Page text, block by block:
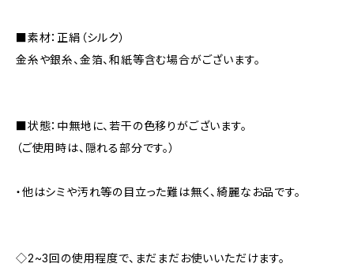
■素材：正絹（シルク）
金糸や銀糸、金箔、和紙等含む場合がございます。
■状態：中無地に、若干の色移りがございます。
（ご使用時は、隠れる部分です。）
・他はシミや汚れ等の目立った難は無く、綺麗なお品です。
◇2~3回の使用程度で、まだまだお使いいただけます。